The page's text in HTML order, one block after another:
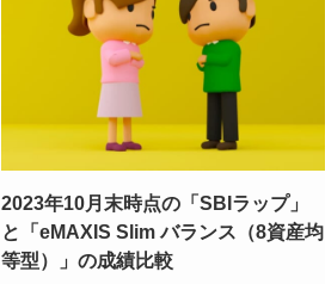
2023年10月末時点の「SBIラップ」
と「eMAXIS Slim バランス（8資産均
等型）」の成績比較